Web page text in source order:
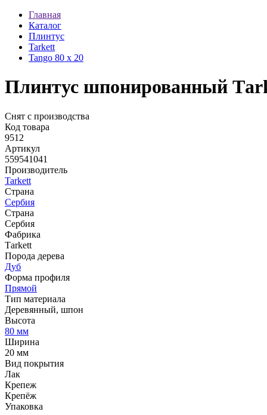
Главная
Каталог
Плинтус
Tarkett
Tango 80 х 20
Плинтус шпонированный
Снят с производства
Код товара
9512
Артикул
559541041
Производитель
Tarkett
Страна
Сербия
Страна
Сербия
Фабрика
Тarkett
Порода дерева
Дуб
Форма профиля
Прямой
Тип материала
Деревянный, шпон
Высота
80 мм
Ширина
20 мм
Вид покрытия
Лак
Крепеж
Крепёж
Упаковка